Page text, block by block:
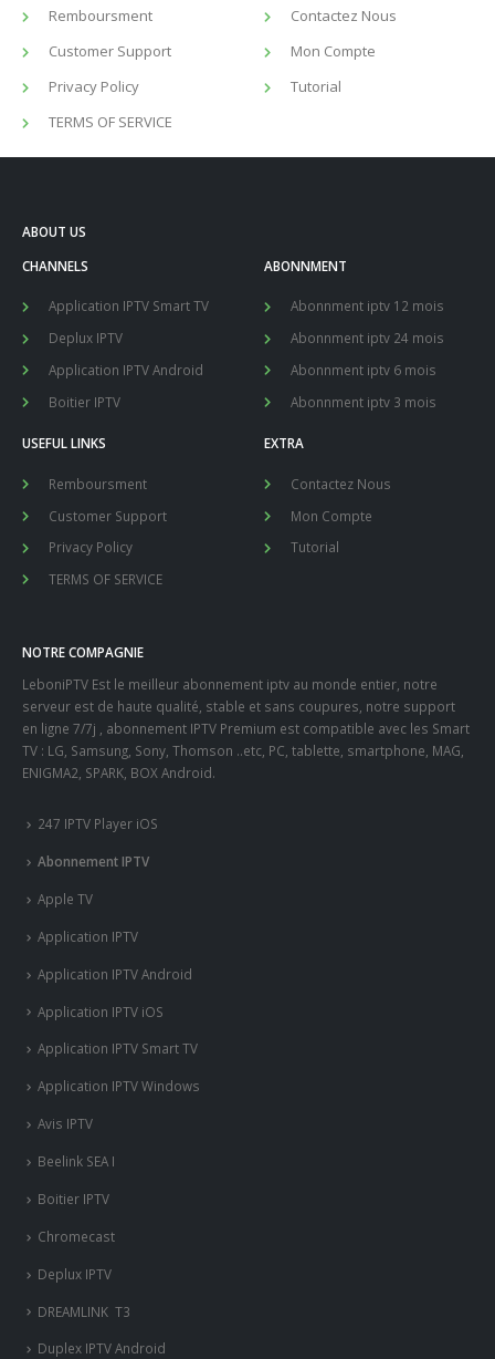
Remboursment
Customer Support
Privacy Policy
TERMS OF SERVICE
Contactez Nous
Mon Compte
Tutorial
ABOUT US
CHANNELS
Application IPTV Smart TV
Deplux IPTV
Application IPTV Android
Boitier IPTV
ABONNMENT
Abonnment iptv 12 mois
Abonnment iptv 24 mois
Abonnment iptv 6 mois
Abonnment iptv 3 mois
USEFUL LINKS
Remboursment
Customer Support
Privacy Policy
TERMS OF SERVICE
EXTRA
Contactez Nous
Mon Compte
Tutorial
NOTRE COMPAGNIE
LeboniPTV Est le meilleur abonnement iptv au monde entier, notre
serveur est de haute qualité, stable et sans coupures, notre support
en ligne 7/7j , abonnement IPTV Premium est compatible avec les Smart
TV : LG, Samsung, Sony, Thomson ..etc, PC, tablette, smartphone, MAG,
ENIGMA2, SPARK, BOX Android.
247 IPTV Player iOS
Abonnement IPTV
Apple TV
Application IPTV
Application IPTV Android
Application IPTV iOS
Application IPTV Smart TV
Application IPTV Windows
Avis IPTV
Beelink SEA I
Boitier IPTV
Chromecast
Deplux IPTV
DREAMLINK T3
Duplex IPTV Android